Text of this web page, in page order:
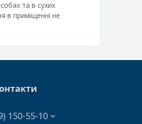
та в сухих
в приміщенні не
150-55-10